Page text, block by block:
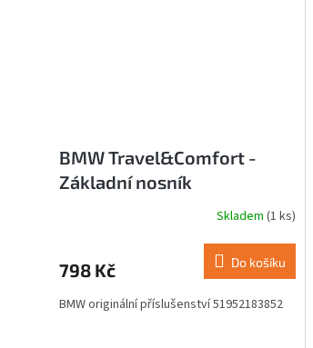
BMW Travel&Comfort -
Základní nosník
Skladem (1 ks)
798 Kč Do košíku
BMW originální příslušenství 51952183852